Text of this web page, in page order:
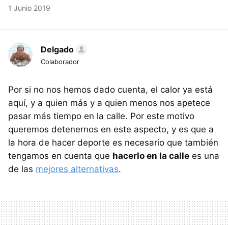
1 Junio 2019
Delgado
Colaborador
Por si no nos hemos dado cuenta, el calor ya está
aquí, y a quien más y a quien menos nos apetece
pasar más tiempo en la calle. Por este motivo
queremos detenernos en este aspecto, y es que a
la hora de hacer deporte es necesario que también
tengamos en cuenta que hacerlo en la calle es una
de las mejores alternativas.